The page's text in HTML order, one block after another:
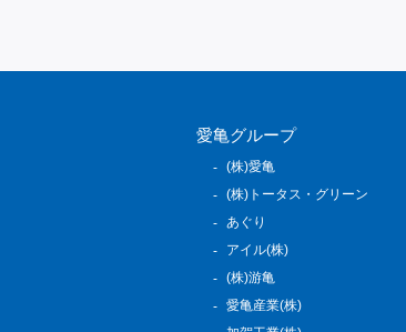
愛亀グループ
(株)愛亀
(株)トータス・グリーン
あぐり
アイル(株)
(株)游亀
愛亀産業(株)